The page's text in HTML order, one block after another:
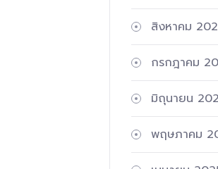
สิงหาคม
กรกฎาคม
มิถุนายน
พฤษภาคม